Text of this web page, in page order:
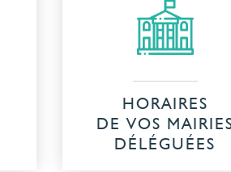
HORAIRES
DE VOS
DÉLÉGUÉES